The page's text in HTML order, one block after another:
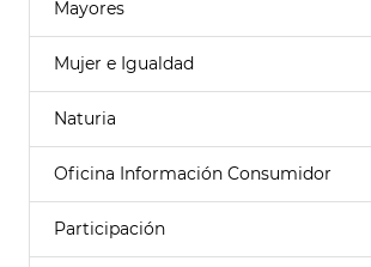
Mayores
Mujer e Igualdad
Naturia
Oficina Información Consumidor
Participación